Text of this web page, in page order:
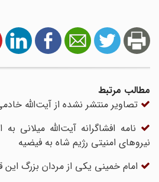
مطالب مرتبط
تصاویر منتشر نشده از آیت‌الله خادمی
نامه افشاگرانه آیت‌الله میلانی به
نیروهای امنیتی رژیم شاه به فیضیه
امام خمینی یکی از مردان بزرگ این